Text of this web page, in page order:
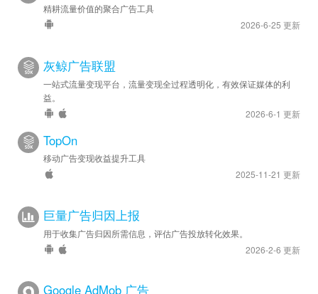
精耕流量价值的聚合广告工具
2026-6-25 更新
灰鲸广告联盟
一站式流量变现平台，流量变现全过程透明化，有效保证媒体的利
益。
2026-6-1 更新
TopOn
移动广告变现收益提升工具
2025-11-21 更新
巨量广告归因上报
用于收集广告归因所需信息，评估广告投放转化效果。
2026-2-6 更新
Google AdMob 广告